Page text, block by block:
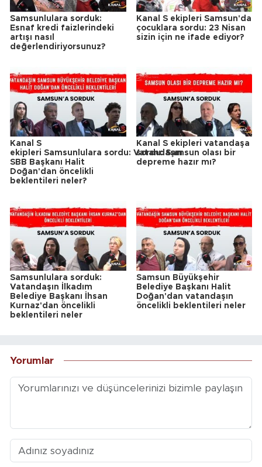
Samsunlulara sorduk:
Esnaf kredi faizlerindeki
artışı nasıl
değerlendiriyorsunuz?
Kanal S ekipleri Samsun'da
çocuklara sordu: 23 Nisan
sizin için ne ifade ediyor?
Kanal S
ekipleri Samsunlulara sordu: Vatandaşın
SBB Başkanı Halit
Doğan'dan öncelikli
beklentileri neler?
Kanal S ekipleri vatandaşa
sordu: Samsun olası bir
depreme hazır mı?
Samsunlulara sorduk:
Vatandaşın İlkadım
Belediye Başkanı İhsan
Kurnaz'dan öncelikli
beklentileri neler
Samsun Büyükşehir
Belediye Başkanı Halit
Doğan'dan vatandaşın
öncelikli beklentileri neler
Yorumlar